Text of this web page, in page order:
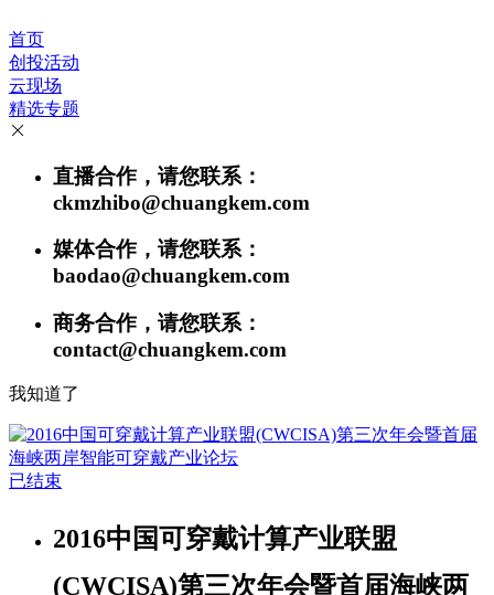
首页
创投活动
云现场
精选专题
直播合作，请您联系：
ckmzhibo@chuangkem.com
媒体合作，请您联系：
baodao@chuangkem.com
商务合作，请您联系：
contact@chuangkem.com
我知道了
已结束
2016中国可穿戴计算产业联盟
(CWCISA)第三次年会暨首届海峡两